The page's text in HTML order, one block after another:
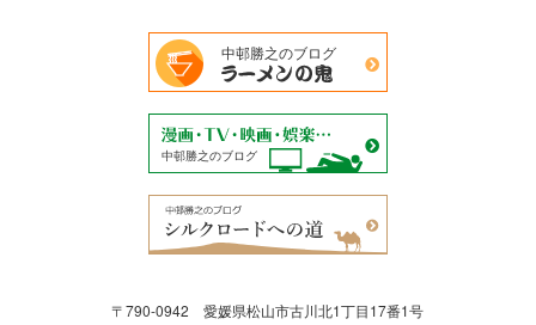
中邨勝之のブログ
中邨勝之のブログ
〒790-0942 愛媛県松山市古川北1丁目17番1号